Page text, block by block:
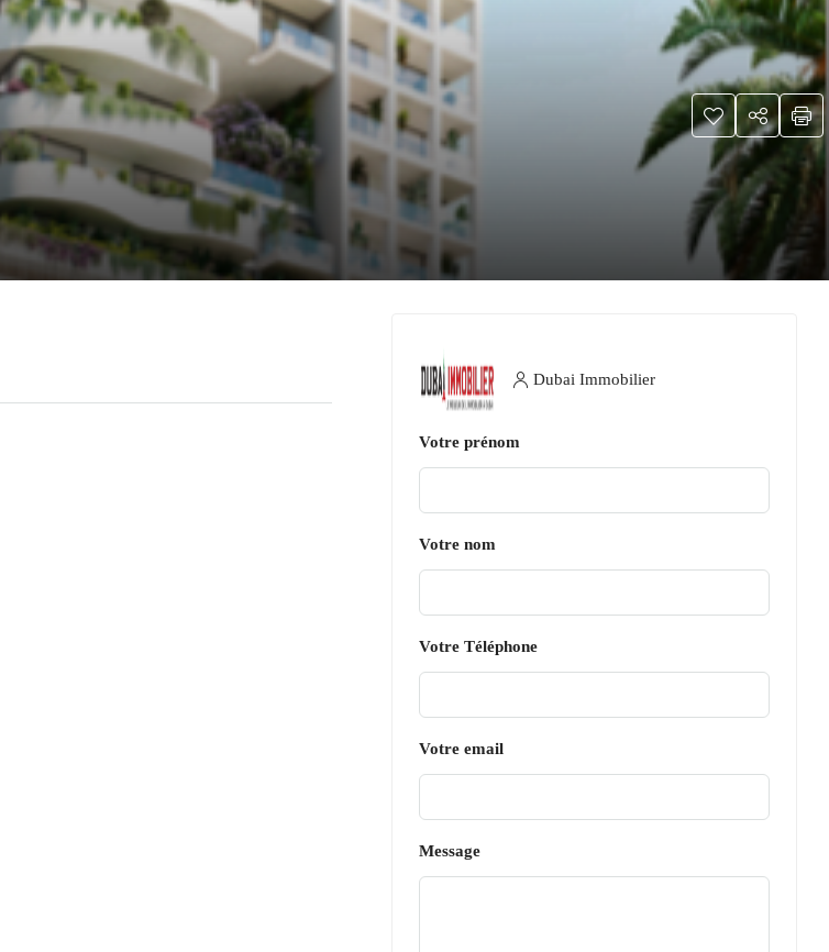
Dubai Immobilier
Votre prénom
Votre nom
Votre Téléphone
Votre email
Message